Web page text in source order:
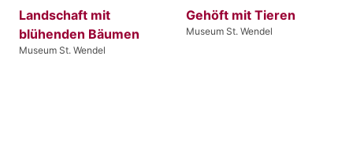
Landschaft mit
blühenden Bäumen
Museum St. Wendel
Gehöft mit Tieren
Museum St. Wendel